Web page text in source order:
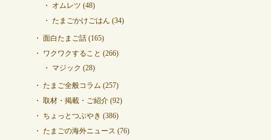
オムレツ (48)
たまごかけごはん (34)
面白たまご話(165)
ワクワクすること (266)
マジック (28)
たまご全般コラム (257)
取材・掲載・ご紹介(92)
ちょっとつぶやき (386)
たまごの海外ニュース (76)